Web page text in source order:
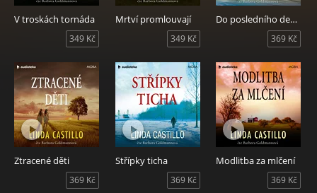
V troskách tornáda
349 Kč
Mrtví promlouvají
349 Kč
Do posledního dechu
369 Kč
Ztracené děti
369 Kč
Střípky ticha
369 Kč
Modlitba za mlčení
369 Kč